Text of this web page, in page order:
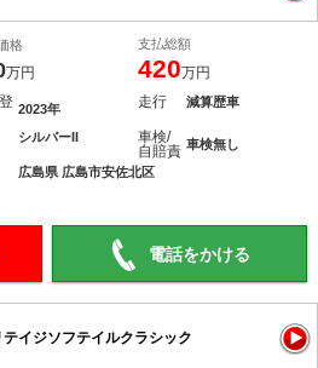
格
万円
支払総額
420万円
2023年 走行 減算歴車
シルバーII
車検/
自賠責 車検無し
広島県 広島市安佐北区
電話をかける
イジソフテイルクラシック